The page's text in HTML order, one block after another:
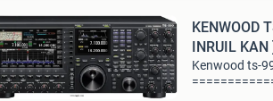
KENWOOD
INRUIL KAN ]
Kenwood ts-